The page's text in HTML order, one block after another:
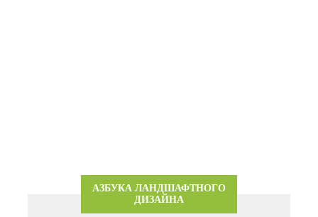
АЗБУКА ЛАНДШАФТНОГО
ДИЗАЙНА